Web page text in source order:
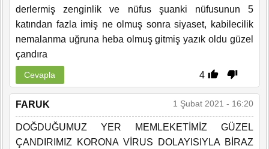
derlermiş zenginlik ve nüfus şuanki nüfusunun 5
katından fazla imiş ne olmuş sonra siyaset, kabilecilik
nemalanma uğruna heba olmuş gitmiş yazık oldu güzel
çandıra
4
Cevapla
FARUK 1 Şubat 2021 - 16:20
DOĞDUĞUMUZ YER MEMLEKETİMİZ GÜZEL
ÇANDIRIMIZ KORONA VİRUS DOLAYISIYLA BİRAZ